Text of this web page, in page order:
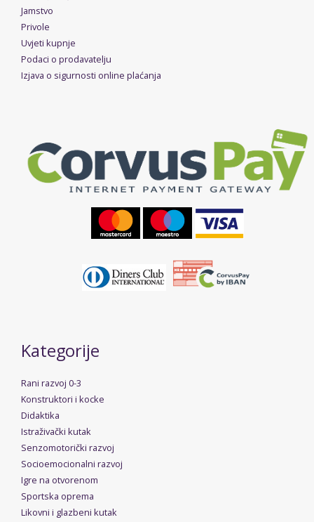
Jamstvo
Privole
Uvjeti kupnje
Podaci o prodavatelju
Izjava o sigurnosti online plaćanja
Kategorije
Rani razvoj 0-3
Konstruktori i kocke
Didaktika
Istraživački kutak
Senzomotorički razvoj
Socioemocionalni razvoj
Igre na otvorenom
Sportska oprema
Likovni i glazbeni kutak